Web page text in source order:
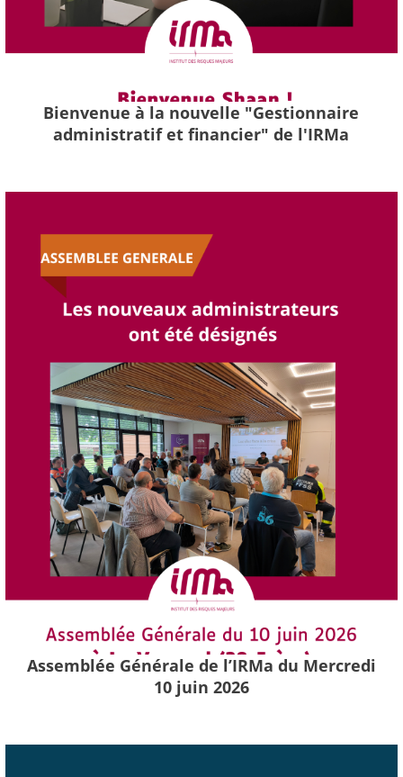
Bienvenue à la nouvelle "Gestionnaire
administratif et financier" de l'IRMa
Assemblée Générale de l’IRMa du Mercredi
10 juin 2026